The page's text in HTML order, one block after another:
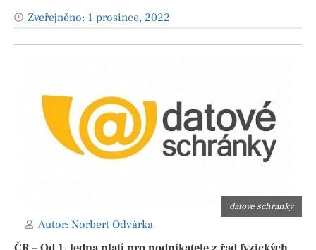
Zveřejněno: 1 prosince, 2022
datove schranky
Autor: Norbert Odvárka